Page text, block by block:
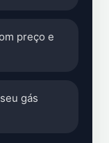
preço e
gás